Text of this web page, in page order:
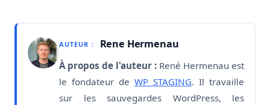
AUTEUR : Rene Hermenau
À propos de l'auteur : René Hermenau est
le fondateur de WP STAGING. Il travaille
sur les sauvegardes WordPress, les